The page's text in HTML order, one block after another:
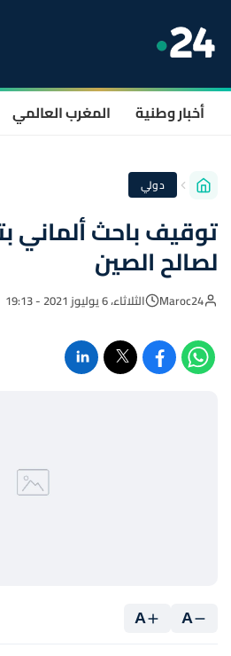
أخبار وطنية المغرب العالمي
دولي
توقيف باحث
لصالح الصين
Maroc24 الثلاثاء، 6 يوليوز 2021 - 19:13
A
A